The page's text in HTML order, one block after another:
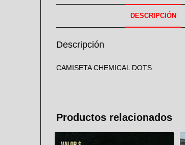
DESCRIPCIÓN
Descripción
CAMISETA CHEMICAL DOTS
Productos relacionados